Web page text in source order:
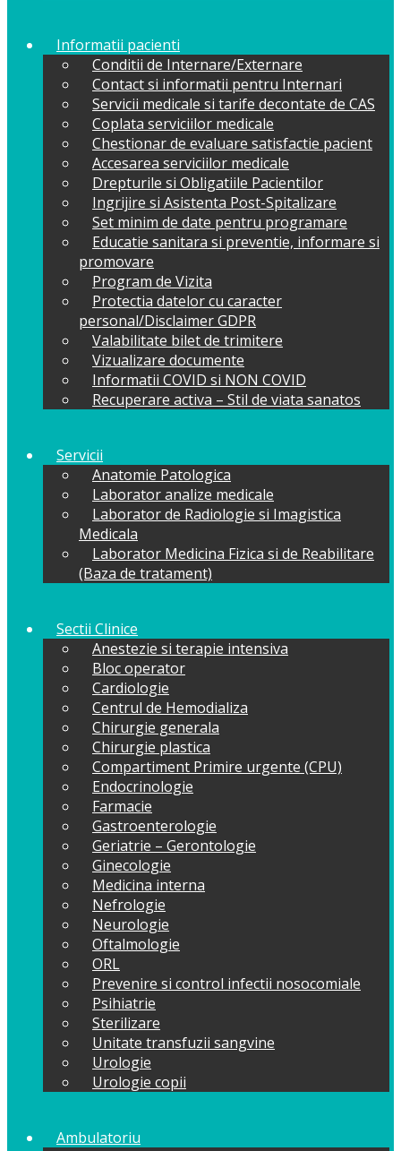
Informatii pacienti
Conditii de Internare/Externare
Contact si informatii pentru Internari
Servicii medicale si tarife decontate de CAS
Coplata serviciilor medicale
Chestionar de evaluare satisfactie pacient
Accesarea serviciilor medicale
Drepturile si Obligatiile Pacientilor
Ingrijire si Asistenta Post-Spitalizare
Set minim de date pentru programare
Educatie sanitara si preventie, informare si
promovare
Program de Vizita
Protectia datelor cu caracter
personal/Disclaimer GDPR
Valabilitate bilet de trimitere
Vizualizare documente
Informatii COVID si NON COVID
Recuperare activa – Stil de viata sanatos
Servicii
Anatomie Patologica
Laborator analize medicale
Laborator de Radiologie si Imagistica
Medicala
Laborator Medicina Fizica si de Reabilitare
(Baza de tratament)
Sectii Clinice
Anestezie si terapie intensiva
Bloc operator
Cardiologie
Centrul de Hemodializa
Chirurgie generala
Chirurgie plastica
Compartiment Primire urgente (CPU)
Endocrinologie
Farmacie
Gastroenterologie
Geriatrie – Gerontologie
Ginecologie
Medicina interna
Nefrologie
Neurologie
Oftalmologie
ORL
Prevenire si control infectii nosocomiale
Psihiatrie
Sterilizare
Unitate transfuzii sangvine
Urologie
Urologie copii
Ambulatoriu